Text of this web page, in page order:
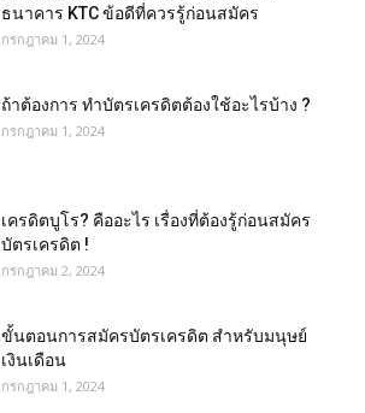
ธนาคาร KTC ข้อดีที่ควรรู้ก่อนสมัคร
กรกฎาคม 1, 2024
ถ้าต้องการ ทําบัตรเครดิตต้องใช้อะไรบ้าง ?
กรกฎาคม 1, 2024
เครดิตบูโร? คืออะไร เรื่องที่ต้องรู้ก่อนสมัคร
บัตรเครดิต !
กรกฎาคม 2, 2024
ขั้นตอนการสมัครบัตรเครดิต สำหรับมนุษย์
เงินเดือน
กรกฎาคม 1, 2024